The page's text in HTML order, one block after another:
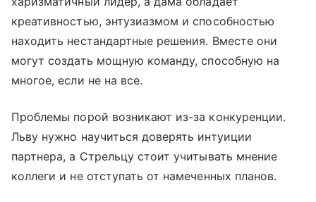
креативностью, энтузиазмом и способностью
находить нестандартные решения. Вместе они
могут создать мощную команду, способную на
многое, если не на все.
Проблемы порой возникают из-за конкуренции.
Льву нужно научиться доверять интуиции
партнера, а Стрельцу стоит учитывать мнение
коллеги и не отступать от намеченных планов.